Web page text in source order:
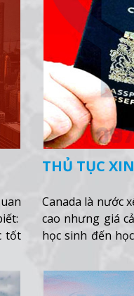
tốt
THỦ TỤC
Canada là nước
cao nhưng giá
học sinh đến